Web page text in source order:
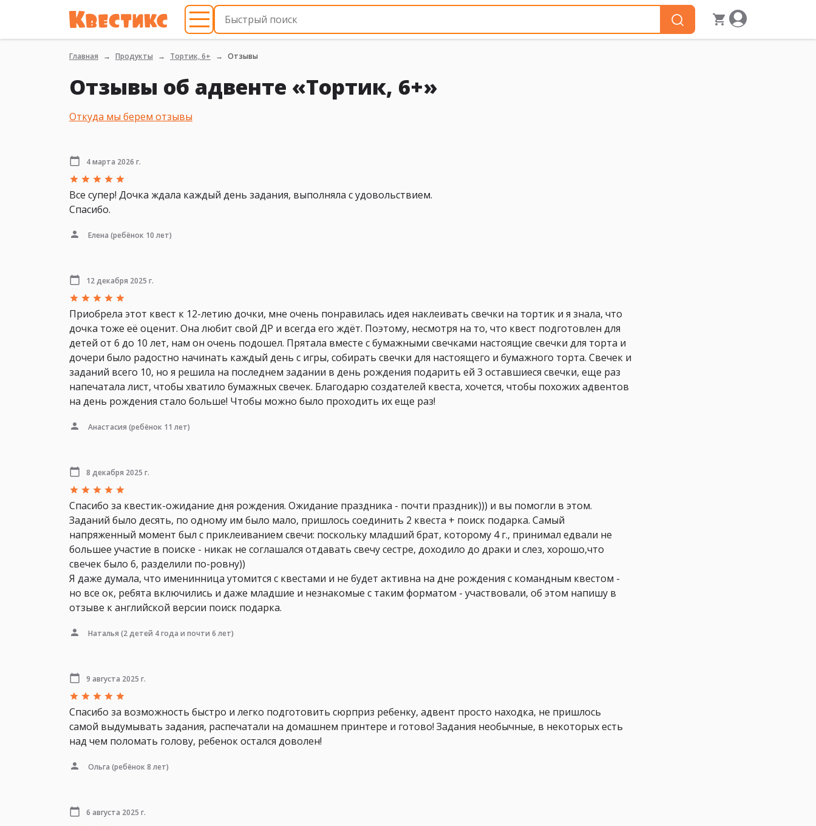
Главная Продукты Тортик, 6+ Отзывы
Отзывы об адвенте «Тортик, 6+»
Откуда мы берем отзывы
4 марта 2026 г.
Все супер! Дочка ждала каждый день задания, выполняла с удовольствием.
Спасибо.
Елена (ребёнок 10 лет)
12 декабря 2025 г.
Приобрела этот квест к 12-летию дочки, мне очень понравилась идея наклеивать свечки на тортик и я знала, что
дочка тоже её оценит. Она любит свой ДР и всегда его ждёт. Поэтому, несмотря на то, что квест подготовлен для
детей от 6 до 10 лет, нам он очень подошел. Прятала вместе с бумажными свечками настоящие свечки для торта и
дочери было радостно начинать каждый день с игры, собирать свечки для настоящего и бумажного торта. Свечек и
заданий всего 10, но я решила на последнем задании в день рождения подарить ей 3 оставшиеся свечки, еще раз
напечатала лист, чтобы хватило бумажных свечек. Благодарю создателей квеста, хочется, чтобы похожих адвентов
на день рождения стало больше! Чтобы можно было проходить их еще раз!
Анастасия (ребёнок 11 лет)
8 декабря 2025 г.
Спасибо за квестик-ожидание дня рождения. Ожидание праздника - почти праздник))) и вы помогли в этом.
Заданий было десять, по одному им было мало, пришлось соединить 2 квеста + поиск подарка. Самый
напряженный момент был с приклеиванием свечи: поскольку младший брат, которому 4 г., принимал едвали не
большее участие в поиске - никак не соглашался отдавать свечу сестре, доходило до драки и слез, хорошо,что
свечек было 6, разделили по-ровну))
Я даже думала, что именинница утомится с квестами и не будет активна на дне рождения с командным квестом -
но все ок, ребята включились и даже младшие и незнакомые с таким форматом - участвовали, об этом напишу в
отзыве к английской версии поиск подарка.
Наталья (2 детей 4 года и почти 6 лет)
9 августа 2025 г.
Спасибо за возможность быстро и легко подготовить сюрприз ребенку, адвент просто находка, не пришлось
самой выдумывать задания, распечатали на домашнем принтере и готово! Задания необычные, в некоторых есть
над чем поломать голову, ребенок остался доволен!
Ольга (ребёнок 8 лет)
6 августа 2025 г.